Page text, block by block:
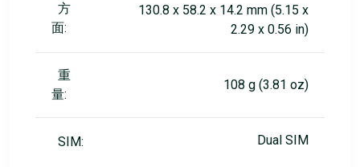
方
面:
130.8 x 58.2 x 14.2 mm (5.15 x
2.29 x 0.56 in)
重
量:
108 g (3.81 oz)
SIM: Dual SIM